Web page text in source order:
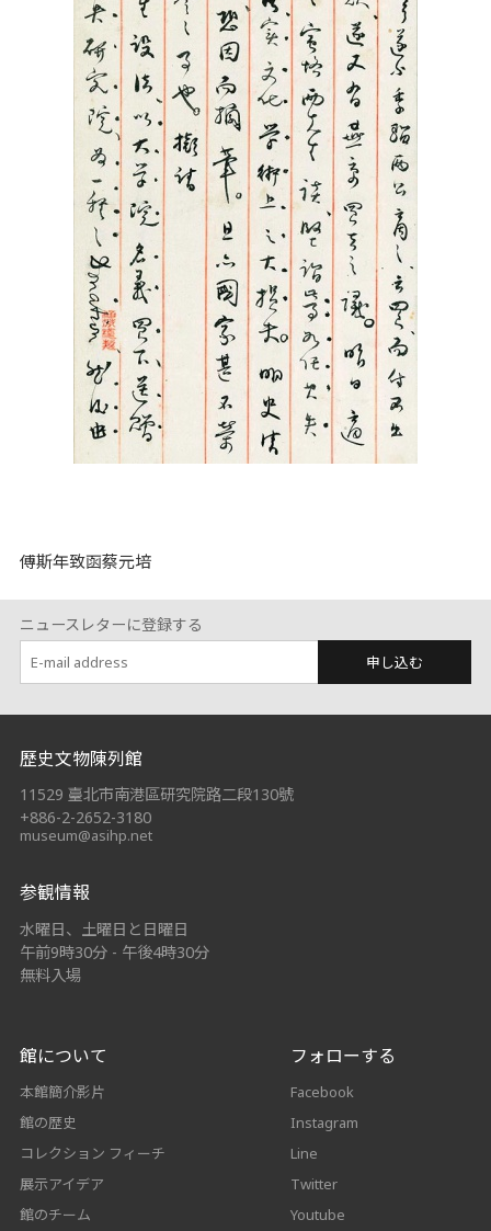
傅斯年致函蔡元培
ニュースレターに登録する
申し込む
:::
歷史文物陳列館
11529 臺北市南港區研究院路二段130號
+886-2-2652-3180
museum@asihp.net
参観情報
水曜日、土曜日と日曜日
午前9時30分 - 午後4時30分
無料入場
館について
本館簡介影片
館の歴史
コレクション フィーチ
展示アイデア
館のチーム
フォローする
Facebook
Instagram
Line
Twitter
Youtube